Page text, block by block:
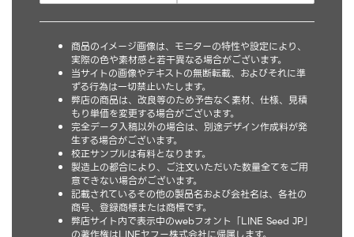
商品のイメージ画像は、モニターの特性や設定により、
実際の色や素材感と若干異なる場合がございます。
当サイトの画像やテキストの無断転載、およびそれに準
ずる行為は一切禁止いたします。
弊店の商品は、改良等のため予告なく素材、仕様、見積
もり単価を変更する場合がございます。
完全データ入稿以外の場合は、別途デザイン作成料が発
生する場合がございます。
校正サンプルは有料となります。
製造上の都合により、ご注文いただいた数量全てをご用
意できない場合がございます。
記載されているその他の製品名および会社名は、各社の
商号、登録商標または商標です。
弊店サイト内で表示中のwebフォント「LINE Seed JP」